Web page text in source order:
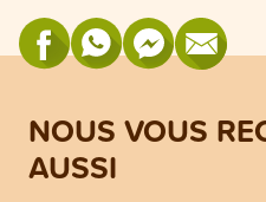
NOUS VOUS
AUSSI